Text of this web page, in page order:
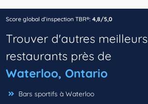
Score global d’inspection TBR®: 4,8/5,0
Trouver d'autres meilleurs
restaurants près de
Waterloo, Ontario
Bars sportifs à Waterloo